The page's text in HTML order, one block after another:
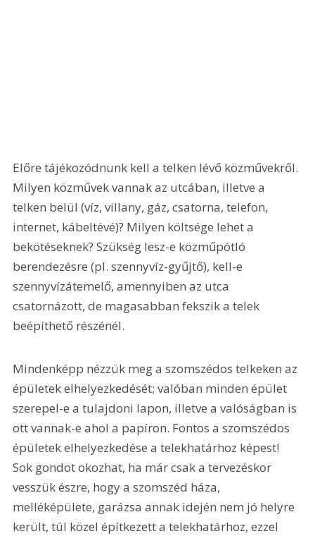
Előre tájékozódnunk kell a telken lévő közművekről.
Milyen közművek vannak az utcában, illetve a
telken belül (víz, villany, gáz, csatorna, telefon,
internet, kábeltévé)? Milyen költsége lehet a
bekötéseknek? Szükség lesz-e közműpótló
berendezésre (pl. szennyvíz-gyűjtő), kell-e
szennyvízátemelő, amennyiben az utca
csatornázott, de magasabban fekszik a telek
beépíthető részénél.
Mindenképp nézzük meg a szomszédos telkeken az
épületek elhelyezkedését; valóban minden épület
szerepel-e a tulajdoni lapon, illetve a valóságban is
ott vannak-e ahol a papíron. Fontos a szomszédos
épületek elhelyezkedése a telekhatárhoz képest!
Sok gondot okozhat, ha már csak a tervezéskor
vesszük észre, hogy a szomszéd háza,
melléképülete, garázsa annak idején nem jó helyre
került, túl közel építkezett a telekhatárhoz, ezzel